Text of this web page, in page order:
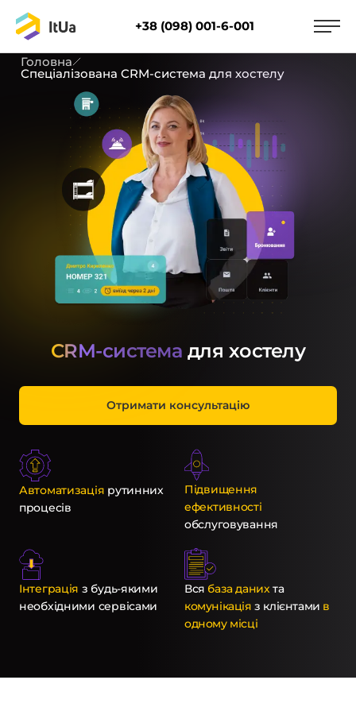
+38 (098) 001-6-001
Головна
Спеціалізована CRM-система для хостелу
CRM-система для хостелу
Отримати консультацію
Автоматизація рутинних
процесів
Підвищення
ефективності
обслуговування
Інтеграція з будь-якими
необхідними сервісами
Всябаза данихта
комунікація з клієнтами в
одному місці